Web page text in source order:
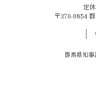
定
〒370-0854
群馬県知事